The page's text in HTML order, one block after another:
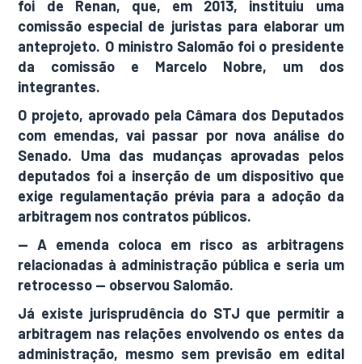
foi de Renan, que, em 2013, instituiu uma
comissão especial de juristas para elaborar um
anteprojeto. O ministro Salomão foi o presidente
da comissão e Marcelo Nobre, um dos
integrantes.
O projeto, aprovado pela Câmara dos Deputados
com emendas, vai passar por nova análise do
Senado. Uma das mudanças aprovadas pelos
deputados foi a inserção de um dispositivo que
exige regulamentação prévia para a adoção da
arbitragem nos contratos públicos.
— A emenda coloca em risco as arbitragens
relacionadas à administração pública e seria um
retrocesso — observou Salomão.
Já existe jurisprudência do STJ que permitir a
arbitragem nas relações envolvendo os entes da
administração, mesmo sem previsão em edital